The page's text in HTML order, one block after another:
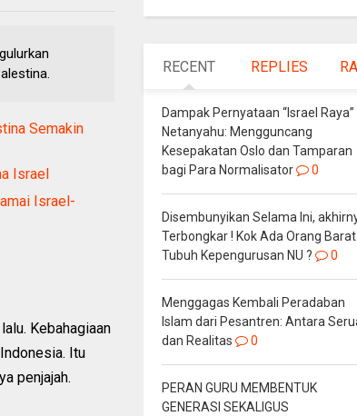
Semakin
Israel
Israel-
Kebahagiaan
Itu
penjajah.
RECENT REPLIES
Dampak Pernyataan “Israel Raya”
Netanyahu: Mengguncang
Kesepakatan Oslo dan Tamparan
bagi Para Normalisator
0
Disembunyikan Selama Ini,
Terbongkar ! Kok Ada Orang
Tubuh Kepengurusan NU ?
0
Menggagas Kembali Peradaban
Islam dari Pesantren: Antara
dan Realitas
0
PERAN GURU MEMBENTUK
GENERASI SEKALIGUS